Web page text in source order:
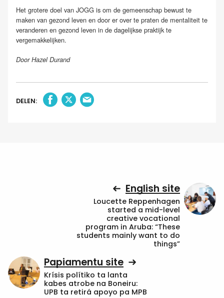
Het grotere doel van JOGG is om de gemeenschap bewust te
maken van gezond leven en door er over te praten de mentaliteit te
veranderen en gezond leven in de dagelijkse praktijk te
vergemakkelijken.
Door Hazel Durand
DELEN:
English site
Loucette Reppenhagen
started a mid-level
creative vocational
program in Aruba: “These
students mainly want to do
things”
Papiamentu site
Krísis polítiko ta lanta
kabes atrobe na Boneiru:
UPB ta retirá apoyo pa MPB